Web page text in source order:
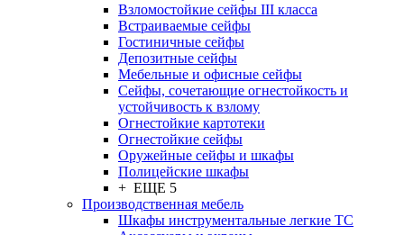
Взломостойкие сейфы III класса
Встраиваемые сейфы
Гостиничные сейфы
Депозитные сейфы
Мебельные и офисные сейфы
Сейфы, сочетающие огнестойкость и
устойчивость к взлому
Огнестойкие картотеки
Огнестойкие сейфы
Оружейные сейфы и шкафы
Полицейские шкафы
+ ЕЩЕ 5
Производственная мебель
Шкафы инструментальные легкие ТС